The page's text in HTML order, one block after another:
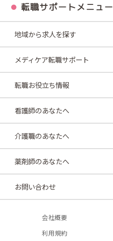
転職サポートメニュー
地域から求人を探す
メディケア転職サポート
転職お役立ち情報
看護師のあなたへ
介護職のあなたへ
薬剤師のあなたへ
お問い合わせ
会社概要
利用規約